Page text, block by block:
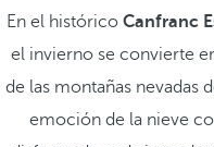
En el histórico Canfranc
el invierno se convierte
de las montañas nevadas
emoción de la nieve